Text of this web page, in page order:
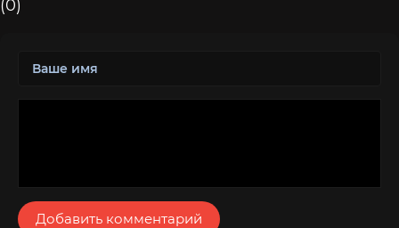
(0)
Добавить комментарий